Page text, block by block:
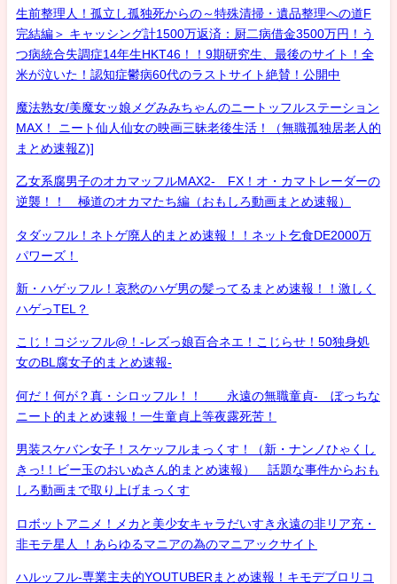
生前整理人！孤立し孤独死からの～特殊清掃・遺品整理への道F
完結編＞ キャッシング計1500万返済：厨二病借金3500万円！う
つ病統合失調症14年生HKT46！！9期研究生、最後のサイト！全
米が泣いた！認知症鬱病60代のラストサイト絶賛！公開中
魔法熟女/美魔女ッ娘メグみみちゃんのニートッフルステーション
MAX！ ニート仙人仙女の映画三昧老後生活！（無職孤独居老人的
まとめ速報Z)]
乙女系腐男子のオカマッフルMAX2- FX！オ・カマトレーダーの
逆襲！！ 極道のオカマたち編（おもしろ動画まとめ速報）
タダッフル！ネトゲ廃人的まとめ速報！！ネット乞食DE2000万
パワーズ！
新・ハゲッフル！哀愁のハゲ男の髪ってるまとめ速報！！激しく
ハゲっTEL？
こじ！コジッフル@！-レズっ娘百合ネエ！こじらせ！50独身処
女のBL腐女子的まとめ速報-
何だ！何が？真・シロッフル！！ 永遠の無職童貞- ぼっちな
ニート的まとめ速報！一生童貞上等夜露死苦！
男装スケバン女子！スケッフルまっくす！（新・ナンノひゃくし
きっ!！ビー玉のおいぬさん的まとめ速報） 話題な事件からおも
しろ動画まで取り上げまっくす
ロボットアニメ！メカと美少女キャラだいすき永遠の非リア充・
非モテ星人 ！あらゆるマニアの為のマニアックサイト
ハルッフル-専業主夫的YOUTUBERまとめ速報！キモデブロリコ